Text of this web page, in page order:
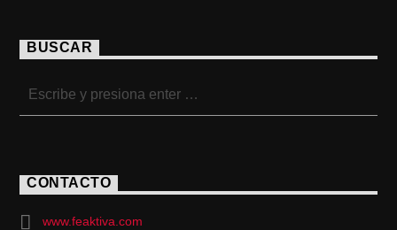
BUSCAR
CONTACTO
www.feaktiva.com